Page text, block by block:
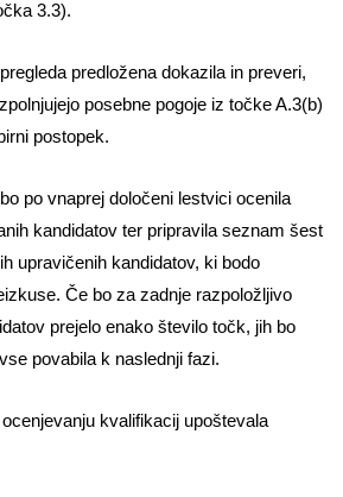
3.3).
predložena dokazila in preveri,
posebne pogoje iz točke A.3(b)
postopek.
po vnaprej določeni lestvici ocenila
kandidatov ter pripravila seznam šest
upravičenih kandidatov, ki bodo
Če bo za zadnje razpoložljivo
prejelo enako število točk, jih bo
povabila k naslednji fazi.
kvalifikacij upoštevala